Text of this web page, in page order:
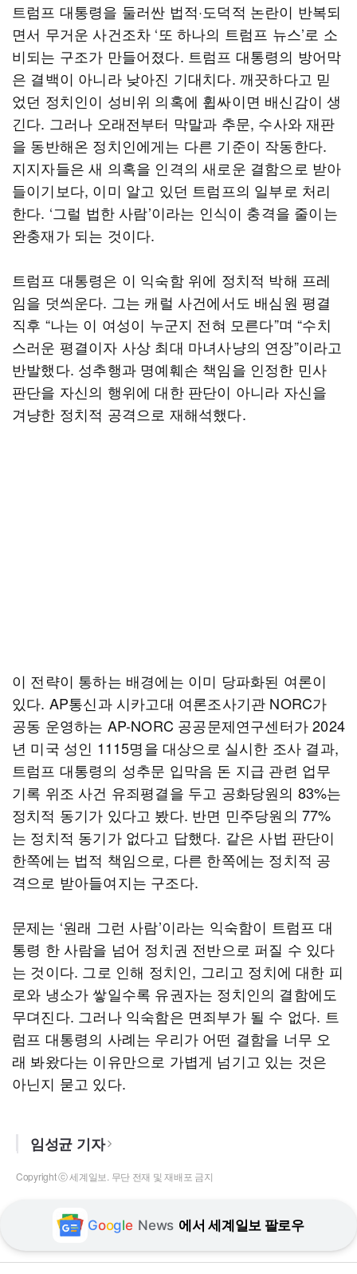
트럼프 대통령을 둘러싼 법적·도덕적 논란이 반복되
면서 무거운 사건조차 ‘또 하나의 트럼프 뉴스’로 소
비되는 구조가 만들어졌다. 트럼프 대통령의 방어막
은 결백이 아니라 낮아진 기대치다. 깨끗하다고 믿
었던 정치인이 성비위 의혹에 휩싸이면 배신감이 생
긴다. 그러나 오래전부터 막말과 추문, 수사와 재판
을 동반해온 정치인에게는 다른 기준이 작동한다.
지지자들은 새 의혹을 인격의 새로운 결함으로 받아
들이기보다, 이미 알고 있던 트럼프의 일부로 처리
한다. ‘그럴 법한 사람’이라는 인식이 충격을 줄이는
완충재가 되는 것이다.
트럼프 대통령은 이 익숙함 위에 정치적 박해 프레
임을 덧씌운다. 그는 캐럴 사건에서도 배심원 평결
직후 “나는 이 여성이 누군지 전혀 모른다”며 “수치
스러운 평결이자 사상 최대 마녀사냥의 연장”이라고
반발했다. 성추행과 명예훼손 책임을 인정한 민사
판단을 자신의 행위에 대한 판단이 아니라 자신을
겨냥한 정치적 공격으로 재해석했다.
이 전략이 통하는 배경에는 이미 당파화된 여론이
있다. AP통신과 시카고대 여론조사기관 NORC가
공동 운영하는 AP-NORC 공공문제연구센터가 2024
년 미국 성인 1115명을 대상으로 실시한 조사 결과,
트럼프 대통령의 성추문 입막음 돈 지급 관련 업무
기록 위조 사건 유죄평결을 두고 공화당원의 83%는
정치적 동기가 있다고 봤다. 반면 민주당원의 77%
는 정치적 동기가 없다고 답했다. 같은 사법 판단이
한쪽에는 법적 책임으로, 다른 한쪽에는 정치적 공
격으로 받아들여지는 구조다.
문제는 ‘원래 그런 사람’이라는 익숙함이 트럼프 대
통령 한 사람을 넘어 정치권 전반으로 퍼질 수 있다
는 것이다. 그로 인해 정치인, 그리고 정치에 대한 피
로와 냉소가 쌓일수록 유권자는 정치인의 결함에도
무뎌진다. 그러나 익숙함은 면죄부가 될 수 없다. 트
럼프 대통령의 사례는 우리가 어떤 결함을 너무 오
래 봐왔다는 이유만으로 가볍게 넘기고 있는 것은
아닌지 묻고 있다.
임성균 기자
Copyright ⓒ 세계일보. 무단 전재 및 재배포 금지
Google News 에서 세계일보 팔로우